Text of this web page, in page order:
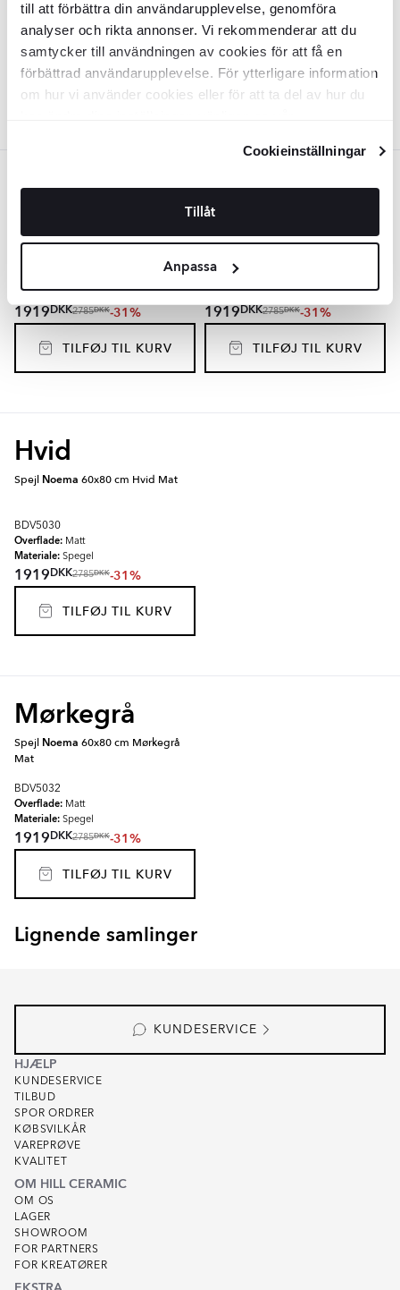
till att förbättra din användarupplevelse, genomföra
analyser och rikta annonser. Vi rekommenderar att du
samtycker till användningen av cookies för att få en
förbättrad användarupplevelse. För ytterligare information
om hur vi använder cookies eller för att ta del av hur du
Cookieinställningar
Tillåt
Anpassa
Overflade:Matt
Materiale:Spegel
1919DKK2785DKK -31%
TILFØJ TIL KURV
Blå
Materiale:Spegel
1919DKK2785DKK-31%
TILFØJ TIL KURV
Spejl
BDV5036
Overflade:
Materiale:Spegel
1919DKK2785DKK-31%
TILFØJ TIL KURV
Hvid
Spejl Noema 60x80 cm Hvid Mat
BDV5030
Overflade: Matt
Materiale: Spegel
1919DKK2785DKK-31%
TILFØJ TIL KURV
Mørkegrå
Spejl Noema 60x80 cm Mørkegrå
Mat
BDV5032
Overflade: Matt
Materiale: Spegel
1919DKK2785DKK-31%
TILFØJ TIL KURV
Lignende samlinger
EKSKÄR TOPS
KUNDESERVICE
HJÆLP
KUNDESERVICE
TILBUD
SPOR ORDRER
KØBSVILKÅR
VAREPRØVE
KVALITET
OM HILL CERAMIC
OM OS
LAGER
SHOWROOM
FOR PARTNERS
FOR KREATØRER